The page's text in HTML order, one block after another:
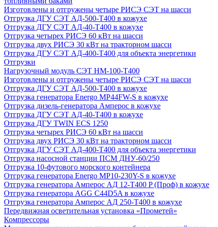
Изготовлены и отгружены четыре РИСЭ СЭТ на шасси
Отгрузка ДГУ СЭТ АД-500-Т400 в кожухе
Отгрузка ДГУ СЭТ АД-40-Т400 в кожухе
Отгрузка четырех РИСЭ 60 кВт на шасси
Отгрузка двух РИСЭ 30 кВт на тракторном шасси
Отгрузка ДГУ СЭТ АД-400-Т400 для объекта энергетики
Отгрузки
Нагрузочный модуль СЭТ НМ-100-Т400
Изготовлены и отгружены четыре РИСЭ СЭТ на шасси
Отгрузка ДГУ СЭТ АД-500-Т400 в кожухе
Отгрузка генератора Energo MP44FW-S в кожухе
Отгрузка дизель-генератора Амперос в кожухе
Отгрузка ДГУ СЭТ АД-40-Т400 в кожухе
Отгрузка ДГУ TWIN ECS 1250
Отгрузка четырех РИСЭ 60 кВт на шасси
Отгрузка двух РИСЭ 30 кВт на тракторном шасси
Отгрузка ДГУ СЭТ АД-400-Т400 для объекта энергетики
Отгрузка насосной станции ПСМ ДНУ-60/250
Отгрузка 10-футового морского контейнера
Отгрузка генератора Energo MP10-230Y-S в кожухе
Отгрузка генератора Амперос АД 12-Т400 P (Проф) в кожухе
Отгрузка генератора AGG C44D5A в кожухе
Отгрузка генератора Амперос АД 250-Т400 в кожухе
Передвижная осветительная установка «Прометей»
Компрессоры